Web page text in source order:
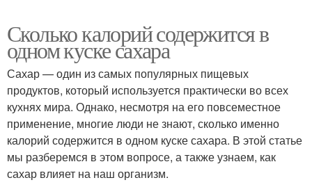
Сколько калорий содержится в
одном куске сахара
Сахар — один из самых популярных пищевых
продуктов, который используется практически во всех
кухнях мира. Однако, несмотря на его повсеместное
применение, многие люди не знают, сколько именно
калорий содержится в одном куске сахара. В этой статье
мы разберемся в этом вопросе, а также узнаем, как
сахар влияет на наш организм.